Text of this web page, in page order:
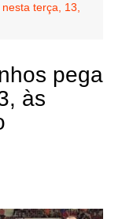
terça, 13,
pega
às